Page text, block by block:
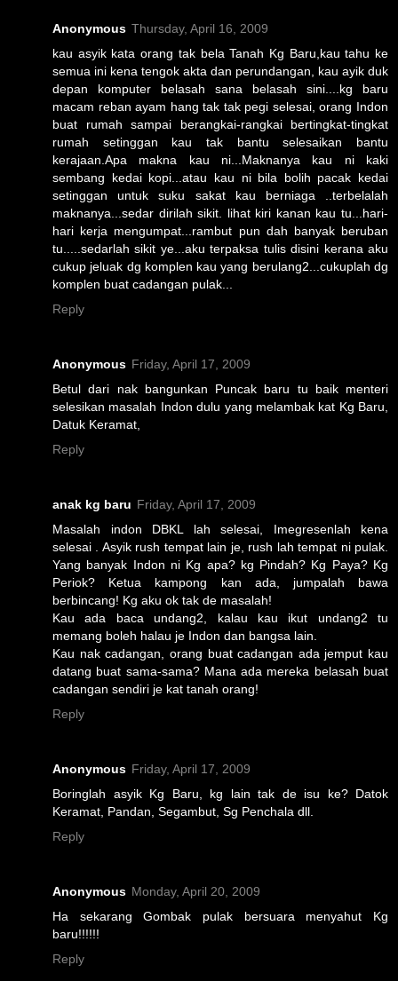
Anonymous Thursday, April 16, 2009
kau asyik kata orang tak bela Tanah Kg Baru,kau tahu ke
semua ini kena tengok akta dan perundangan, kau ayik duk
depan komputer belasah sana belasah sini....kg baru
macam reban ayam hang tak tak pegi selesai, orang Indon
buat rumah sampai berangkai-rangkai bertingkat-tingkat
rumah setinggan kau tak bantu selesaikan bantu
kerajaan.Apa makna kau ni...Maknanya kau ni kaki
sembang kedai kopi...atau kau ni bila bolih pacak kedai
setinggan untuk suku sakat kau berniaga ..terbelalah
maknanya...sedar dirilah sikit. lihat kiri kanan kau tu...hari-
hari kerja mengumpat...rambut pun dah banyak beruban
tu.....sedarlah sikit ye...aku terpaksa tulis disini kerana aku
cukup jeluak dg komplen kau yang berulang2...cukuplah dg
komplen buat cadangan pulak...
Reply
Anonymous Friday, April 17, 2009
Betul dari nak bangunkan Puncak baru tu baik menteri
selesikan masalah Indon dulu yang melambak kat Kg Baru,
Datuk Keramat,
Reply
anak kg baru Friday, April 17, 2009
Masalah indon DBKL lah selesai, Imegresenlah kena
selesai . Asyik rush tempat lain je, rush lah tempat ni pulak.
Yang banyak Indon ni Kg apa? kg Pindah? Kg Paya? Kg
Periok? Ketua kampong kan ada, jumpalah bawa
berbincang! Kg aku ok tak de masalah!
Kau ada baca undang2, kalau kau ikut undang2 tu
memang boleh halau je Indon dan bangsa lain.
Kau nak cadangan, orang buat cadangan ada jemput kau
datang buat sama-sama? Mana ada mereka belasah buat
cadangan sendiri je kat tanah orang!
Reply
Anonymous Friday, April 17, 2009
Boringlah asyik Kg Baru, kg lain tak de isu ke? Datok
Keramat, Pandan, Segambut, Sg Penchala dll.
Reply
Anonymous Monday, April 20, 2009
Ha sekarang Gombak pulak bersuara menyahut Kg
baru!!!!!!
Reply